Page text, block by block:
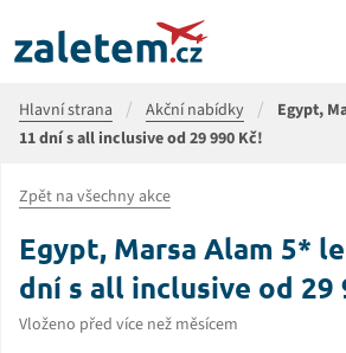
Hlavní strana Akční nabídky
Egypt,
11 dní s all inclusive od 29 990 Kč!
Zpět na všechny akce
Egypt, Marsa Alam 5*
dní s all inclusive od 29
Vloženo před více než měsícem